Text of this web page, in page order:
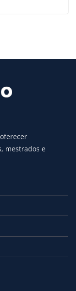
mestrados e